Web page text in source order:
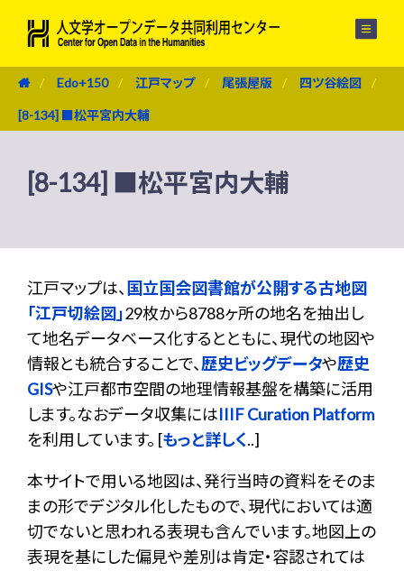
Edo+150 江戸マップ 尾張屋版 四ツ谷絵図
[8-134] ■松平宮内大輔
[8-134] ■松平宮内大輔
江戸マップは、 国立国会図書館が公開する古地図
「江戸切絵図」29枚から8788ヶ所の地名を抽出し
て地名データベース化するとともに、現代の地図や
情報とも統合することで、歴史ビッグデータや歴史
GISや江戸都市空間の地理情報基盤を構築に活用
します。なおデータ収集にはIIIF Curation Platform
を利用しています。 [もっと詳しく..]
本サイトで用いる地図は、発行当時の資料をそのま
まの形でデジタル化したもので、現代においては適
切でないと思われる表現も含んでいます。地図上の
表現を基にした偏見や差別は肯定・容認されては